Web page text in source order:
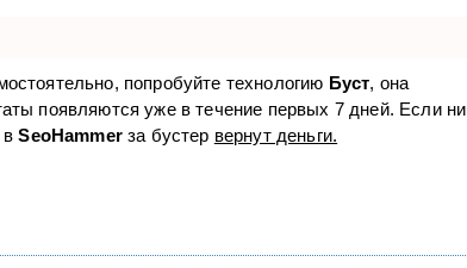
попробуйте технологию Буст, она
появляются уже в течение первых 7 дней. Если ни
вSeoHammerза бустер вернут деньги.